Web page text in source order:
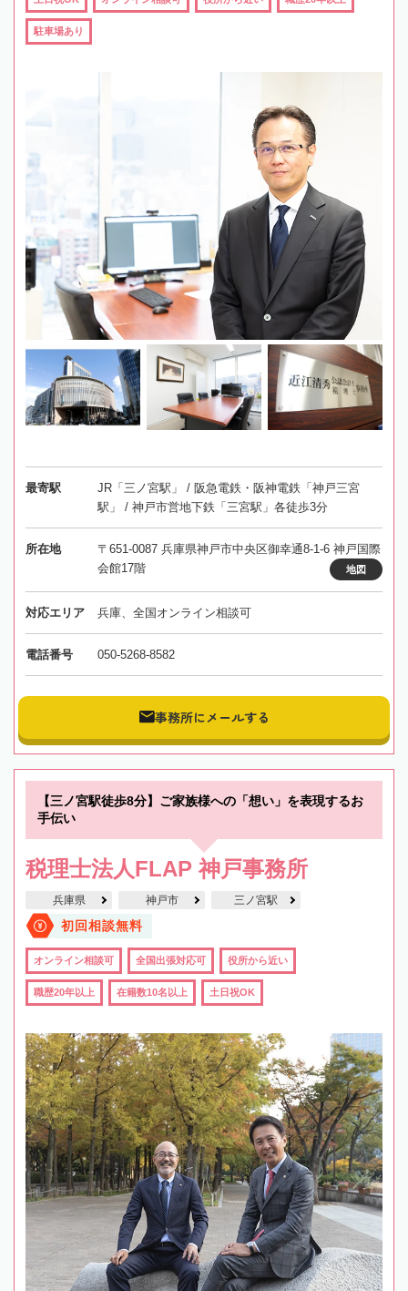
駐車場あり
最寄駅
JR「三ノ宮駅」 / 阪急電鉄・阪神電鉄「神戸三宮
駅」 / 神戸市営地下鉄「三宮駅」各徒歩3分
所在地
〒651-0087 兵庫県神戸市中央区御幸通8-1-6 神戸国際
会館17階
地図
対応エリア 兵庫、全国オンライン相談可
電話番号 050-5268-8582
事務所にメールする
【三ノ宮駅徒歩8分】ご家族様への「想い」を表現するお
手伝い
税理士法人FLAP 神戸事務所
兵庫県 神戸市 三ノ宮駅
初回相談無料
オンライン相談可 全国出張対応可 役所から近い
職歴20年以上 在籍数10名以上 土日祝OK